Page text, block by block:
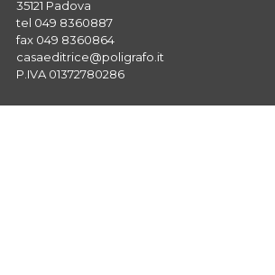
35121 Padova
tel 049 8360887
fax 049 8360864
casaeditrice@poligrafo.it
P.IVA 01372780286